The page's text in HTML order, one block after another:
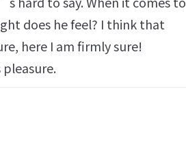
does he feel? I think that
here I am firmly sure!